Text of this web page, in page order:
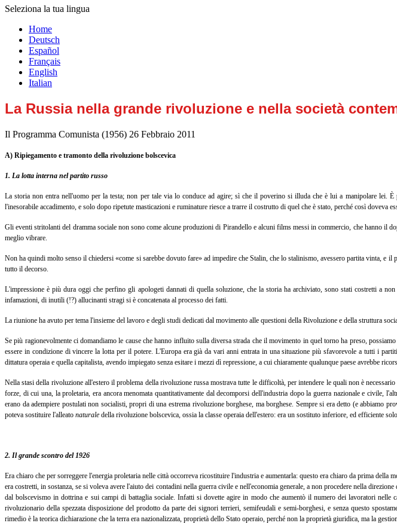
Seleziona la tua lingua
Home
Deutsch
Español
Français
English
Italian
La Russia nella grande rivoluzione e nella società
Il Programma Comunista (1956) 26 Febbraio 2011
A) Ripiegamento e tramonto della rivoluzione bolscevica
1. La lotta interna nel partito russo
La storia non entra nell'uomo per la testa; non per tale via lo conduce ad agire; sì che il poverino si illuda che è lui a manipolare
l'inesorabile accadimento, e solo dopo ripetute masticazioni e ruminature riesce a trarre il costrutto di quel che è stato, perché così doveva
Gli eventi stritolanti del dramma sociale non sono come alcune produzioni di Pirandello e alcuni films messi in commercio, che hanno il
meglio vibrare.
Non ha quindi molto senso il chiedersi «come si sarebbe dovuto fare» ad impedire che Stalin, che lo stalinismo, avessero partita vinta,
tutto il decorso.
L'impressione è più dura oggi che perfino gli apologeti dannati di quella soluzione, che la storia ha archiviato, sono stati costretti a
infamazioni, di inutili (!?) allucinanti stragi si è concatenata al processo dei fatti.
La riunione ha avuto per tema l'insieme del lavoro e degli studi dedicati dal movimento alle questioni della Rivoluzione e della struttura
Se più ragionevolmente ci domandiamo le cause che hanno influito sulla diversa strada che il movimento in quel torno ha preso,
essere in condizione di vincere la lotta per il potere. L'Europa era già da vari anni entrata in una situazione più sfavorevole a tutti i
dittatura operaia e quella capitalista, avendo impiegato senza esitare i mezzi dì repressione, a cui chiaramente qualunque paese avrebbe
Nella stasi della rivoluzione all'estero il problema della rivoluzione russa mostrava tutte le difficoltà, per intendere le quali non è
forze, di cui una, la proletaria, era ancora menomata quantitativamente dal decomporsi dell'industria dopo la guerra nazionale e civile,
erano da adempiere postulati non socialisti, propri di una estrema rivoluzione borghese, ma borghese. Sempre si era detto (e abbiamo
poteva sostituire l'alleato naturale della rivoluzione bolscevica, ossia la classe operaia dell'estero: era un sostituto inferiore, ed efficiente
2. Il grande scontro del 1926
Era chiaro che per sorreggere l'energia proletaria nelle città occorreva ricostituire l'industria e aumentarla: questo era chiaro da prima
era costretti, in sostanza, se si voleva avere l'aiuto dei contadini nella guerra civile e nell'economia generale, a non procedere nella
dal bolscevismo in dottrina e sui campi di battaglia sociale. Infatti si dovette agire in modo che aumentò il numero dei lavoratori
rivoluzionario della spezzata disposizione del prodotto da parte dei signori terrieri, semifeudali e semi-borghesi, e senza questo
rimedio è la teorica dichiarazione che la terra era nazionalizzata, proprietà dello Stato operaio, perché non la proprietà giuridica, ma la